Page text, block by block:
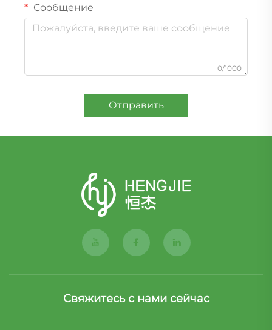
Сообщение
0/1000
Отправить
Свяжитесь с нами сейчас